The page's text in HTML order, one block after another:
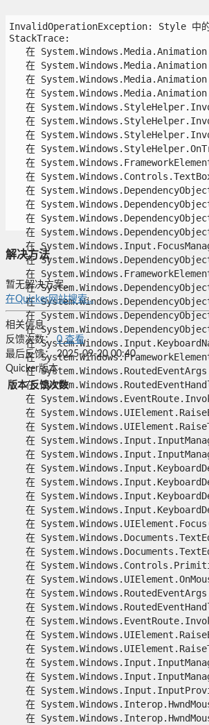
InvalidOperationException: Style 中的
StackTrace:
在
在
在
在
在
在
在
在
在
在
在
在
在
在
在
在
在
在
在
在
在
在
在
在
在
在
在
在
在
在
在
在
在
在
在
在
在
在
在
在
在
在
在
在
在
在
在
在
在
解决方法
暂无解决方案。
在Quicker网站搜索...
相关信息
反馈次数： 0查看
最后反馈： 2025-09-20 00:40
Quicker版本
版本 反馈次数